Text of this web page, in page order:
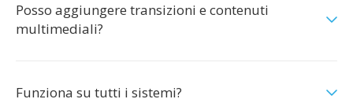
Posso aggiungere transizioni e contenuti
multimediali?
Funziona su tutti i sistemi?